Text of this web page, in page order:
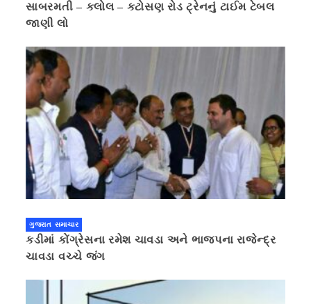
સાબરમતી – કલોલ – કટોસણ રોડ ટ્રેનનું ટાઈમ ટેબલ
જાણી લો
ગુજરાત સમાચાર
કડીમાં કોંગ્રેસના રમેશ ચાવડા અને ભાજપના રાજેન્દ્ર
ચાવડા વચ્ચે જંગ